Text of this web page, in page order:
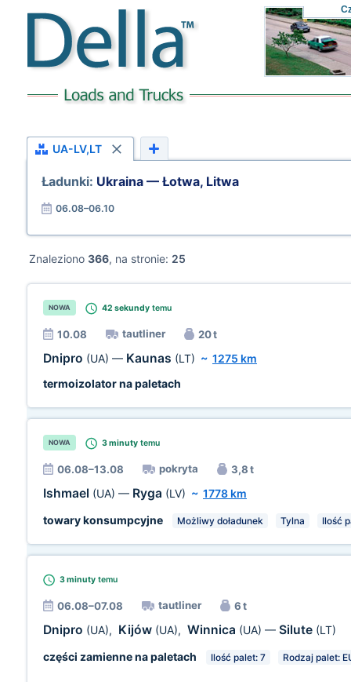
UA-LV,LT
Ładunki: Ukraina — Łotwa, Litwa
06.08–06.10
Znaleziono 366, na stronie: 25
NOWA 42 sekundy temu
10.08 tautliner 20 t
Dnipro (UA) — Kaunas (LT) ~ 1275 km
termoizolator na paletach
NOWA 3 minuty temu
06.08–13.08 pokryta 3,8 t
Ishmael (UA) — Ryga (LV) ~ 1778 km
towary konsumpcyjne
Możliwy doładunek Tylna Ilość
3 minuty temu
06.08–07.08 tautliner 6 t
Dnipro (UA), Kijów (UA), Winnica (UA) — Silute (LT)
części zamienne na paletach
Ilość palet: 7 Rodzaj palet: